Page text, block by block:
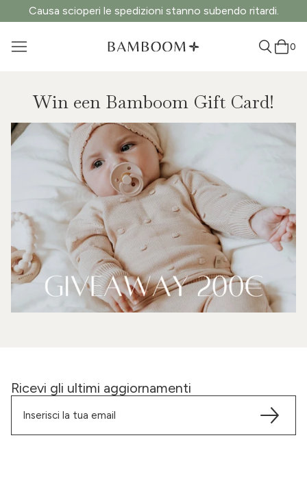
Causa scioperi le spedizioni stanno subendo ritardi.
0
Win een Bamboom Gift Card!
Ricevi gli ultimi aggiornamenti